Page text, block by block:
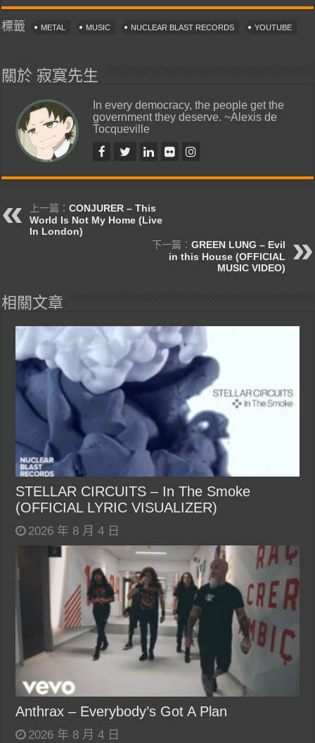
標籤 METAL MUSIC NUCLEAR BLAST RECORDS YOUTUBE
關於 寂寞先生
In every democracy, the people get the
government they deserve. ~Alexis de
Tocqueville
上一篇：CONJURER – This
World Is Not My Home (Live
In London)
下一篇： GREEN LUNG – Evil
in this House (OFFICIAL
MUSIC VIDEO)
相關文章
STELLAR CIRCUITS – In The Smoke
(OFFICIAL LYRIC VISUALIZER)
2026 年 8 月 4 日
Anthrax – Everybody’s Got A Plan
2026 年 8 月 4 日